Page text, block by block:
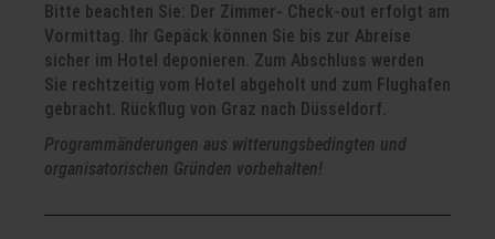
Bitte beachten Sie: Der Zimmer- Check-out erfolgt am
Vormittag. Ihr Gepäck können Sie bis zur Abreise
sicher im Hotel deponieren. Zum Abschluss werden
Sie rechtzeitig vom Hotel abgeholt und zum Flughafen
gebracht. Rückflug von Graz nach Düsseldorf.
Programmänderungen aus witterungsbedingten und
organisatorischen Gründen vorbehalten!